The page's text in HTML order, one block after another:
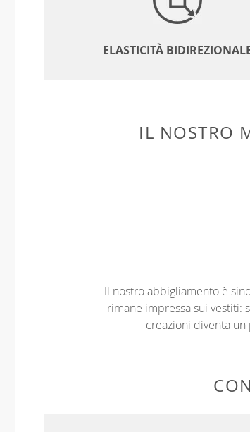
ELASTICITÀ
IL NOSTRO
Il nostro abbigliamento è
rimane impressa sui vestiti:
creazioni diventa